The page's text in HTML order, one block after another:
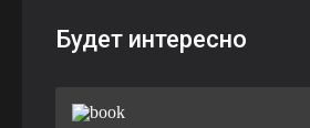
Будет интересно